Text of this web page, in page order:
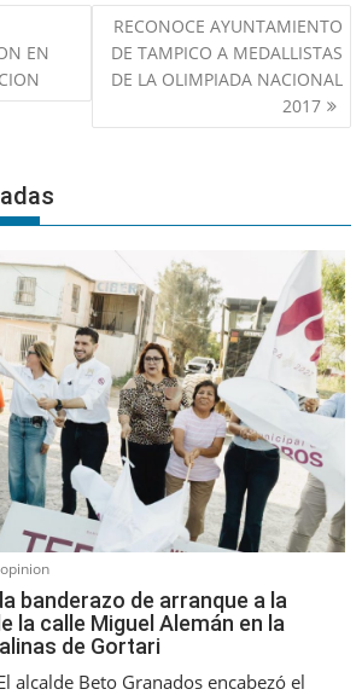
EN
RECONOCE AYUNTAMIENTO
DE TAMPICO A MEDALLISTAS
DE LA OLIMPIADA NACIONAL
2017
banderazo de arranque a la
la calle Miguel Alemán en la
de Gortari
alcalde Beto Granados encabezó el